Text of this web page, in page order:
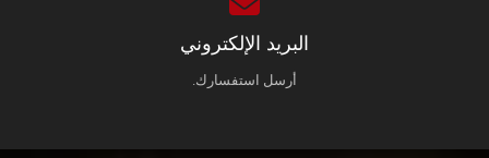
البريد الإلكتروني
أرسل استفسارك.